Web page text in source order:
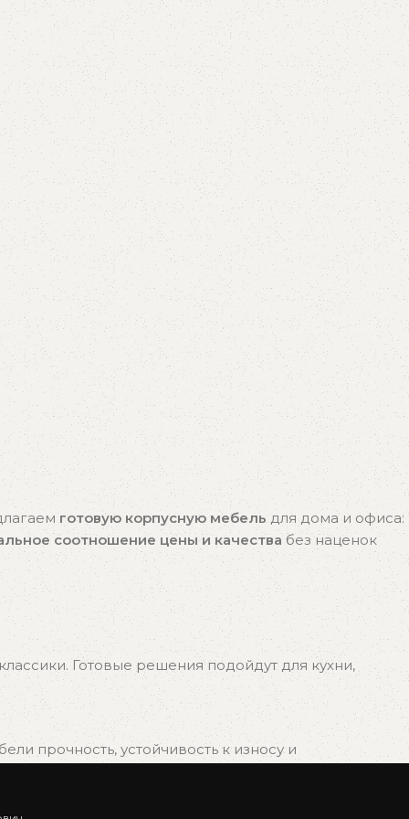
готовую корпусную мебельдля дома и офиса:
соотношение цены и качества без наценок
Готовые решения подойдут для кухни,
прочность, устойчивость к износу и